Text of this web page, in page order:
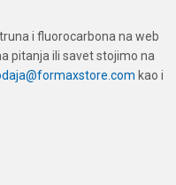
i fluorocarbona na web
pitanja ili savet stojimo na
kao i